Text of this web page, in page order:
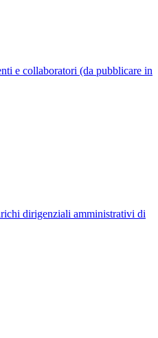
e collaboratori (da pubblicare in
dirigenziali amministrativi di